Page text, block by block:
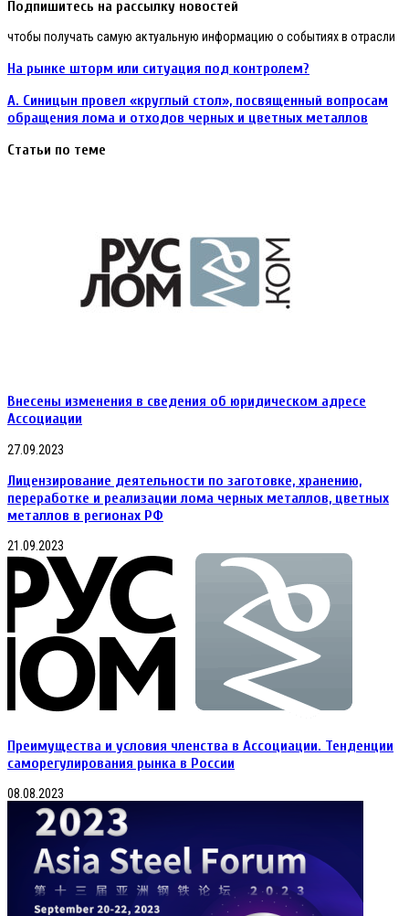
Подпишитесь на рассылку новостей
чтобы получать самую актуальную информацию о событиях в отрасли
На рынке шторм или ситуация под контролем?
А. Синицын провел «круглый стол», посвященный вопросам
обращения лома и отходов черных и цветных металлов
Статьи по теме
Внесены изменения в сведения об юридическом адресе
Ассоциации
27.09.2023
Лицензирование деятельности по заготовке, хранению,
переработке и реализации лома черных металлов, цветных
металлов в регионах РФ
21.09.2023
Преимущества и условия членства в Ассоциации. Тенденции
саморегулирования рынка в России
08.08.2023